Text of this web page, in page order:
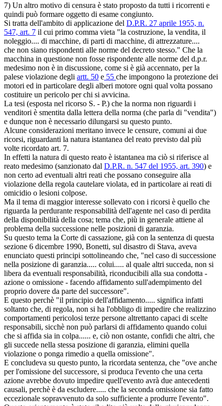
7) Un altro motivo di censura è stato proposto da tutti i ricorrenti e
quindi può formare oggetto di esame congiunto.
Si tratta dell'ambito di applicazione del D.P.R. 27 aprile 1955, n.
547, art. 7 il cui primo comma vieta "la costruzione, la vendita, il
noleggio.... di macchine, di parti di macchine, di attrezzature....
che non siano rispondenti alle norme del decreto stesso." Che la
macchina in questione non fosse rispondente alle norme del d.p.r.
medesimo non è in discussione, come si è già accennato, per la
palese violazione degli artt. 50 e 55 che impongono la protezione dei
motori ed in particolare degli alberi motore ogni qual volta possano
costituire un pericolo per chi si avvicina.
La tesi (esposta nel ricorso S. - P.) che la norma non riguardi i
venditori è smentita dalla lettera della norma (che parla di "vendita")
e dunque non è necessario dilungarsi su questo punto.
Alcune considerazioni meritano invece le censure, comuni ai due
ricorsi, riguardanti la natura istantanea del reato previsto dal più
volte ricordato art. 7.
In effetti la natura di questo reato è istantanea ma ciò si riferisce al
reato medesimo (sanzionato dal D.P.R. n. 547 del 1955, art. 390) e
non certo ad eventuali altri reati che possano conseguire alla
violazione della regola cautelare violata, ed in particolare ai reati di
omicidio o lesioni colpose.
Ma il tema di maggior interesse sollevato con i ricorsi è quello che
riguarda la perdurante responsabilità dell'agente nel caso di perdita
della disponibilità della cosa; tema che, più in generale attiene al
problema della successione nelle posizioni di garanzia.
Su questo tema la Corte di cassazione, già con la sentenza di questa
sezione 6 dicembre 1990, Bonetti, sul disastro di Stava, aveva
enunciato questi principi sottolineando che, "nel caso di successione
nella posizione di garanzia..... colui..... al quale altri succeda, non si
libera da eventuali responsabilità, riconducibili alla sua condotta -
azione o omissione - facendo affidamento sull'adempimento del
proprio dovere da parte del successore".
E questo perchè "il principio dell'affidamento..... significa infatti
soltanto che, di regola, non si ha l'obbligo di impedire che realizzino
comportamenti pericolosi terze persone altrettanto capaci di scelte
responsabili, sicchè non può parlarsi di affidamento quando colui
che si affida sia in colpa...... e, ciò non ostante, confidi che altri, che
gli succede nella stessa posizione di garanzia, elimini quella
violazione o ponga rimedio a quella omissione".
E concludeva su questo punto, la ricordata sentenza, che "ove anche
per l'omissione del successore, si produca l'evento che una certa
azione avrebbe dovuto impedire quell'evento avrà due antecedenti
causali, perchè è da escludere..... che la seconda omissione sia fatto
eccezionale sopravvenuto da solo sufficiente a produrre l'evento".